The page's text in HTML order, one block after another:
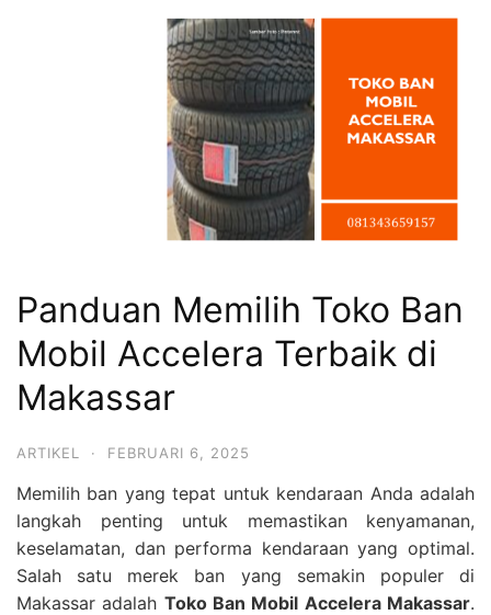
Panduan Memilih Toko Ban
Mobil Accelera Terbaik di
Makassar
ARTIKEL · FEBRUARI 6, 2025
Memilih ban yang tepat untuk kendaraan Anda adalah
langkah penting untuk memastikan kenyamanan,
keselamatan, dan performa kendaraan yang optimal.
Salah satu merek ban yang semakin populer di
Makassar adalah Toko Ban Mobil Accelera Makassar.